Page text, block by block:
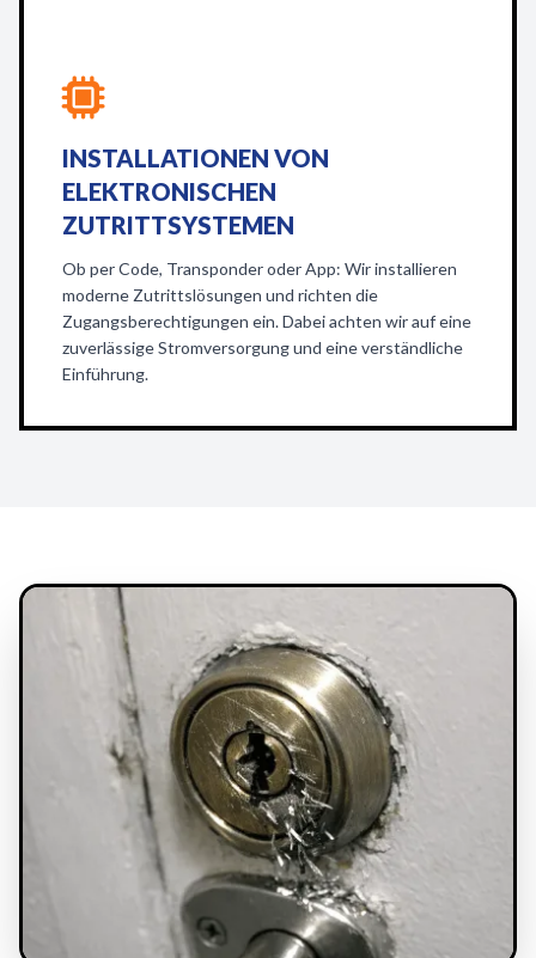
INSTALLATIONEN VON
ELEKTRONISCHEN
ZUTRITTSYSTEMEN
Ob per Code, Transponder oder App: Wir installieren
moderne Zutrittslösungen und richten die
Zugangsberechtigungen ein. Dabei achten wir auf eine
zuverlässige Stromversorgung und eine verständliche
Einführung.